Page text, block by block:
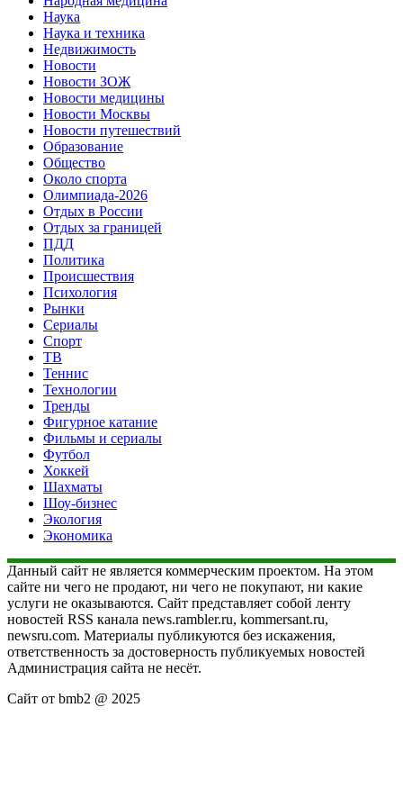
Наука
Наука и техника
Недвижимость
Новости
Новости ЗОЖ
Новости медицины
Новости Москвы
Новости путешествий
Образование
Общество
Около спорта
Олимпиада-2026
Отдых в России
Отдых за границей
ПДД
Политика
Происшествия
Психология
Рынки
Сериалы
Спорт
ТВ
Теннис
Технологии
Тренды
Фигурное катание
Фильмы и сериалы
Футбол
Хоккей
Шахматы
Шоу-бизнес
Экология
Экономика
Данный сайт не является коммерческим проектом. На этом
сайте ни чего не продают, ни чего не покупают, ни какие
услуги не оказываются. Сайт представляет собой ленту
новостей RSS канала news.rambler.ru, kommersant.ru,
newsru.com. Материалы публикуются без искажения,
ответственность за достоверность публикуемых новостей
Администрация сайта не несёт.
Сайт от bmb2 @ 2025